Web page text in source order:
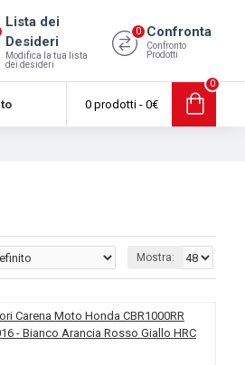
Lista dei
Desideri
Modifica la tua lista
dei desideri
Confronta
Confronto
Prodotti
0
0 prodotti - 0€
0
Mostra: